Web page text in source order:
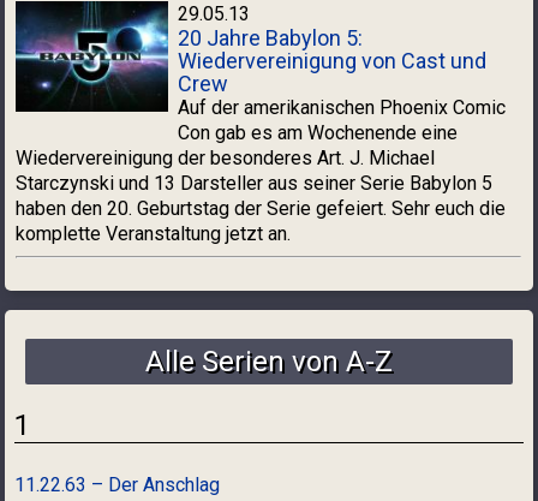
29.05.13
20 Jahre Babylon 5:
Wiedervereinigung von Cast und
Crew
Auf der amerikanischen Phoenix Comic
Con gab es am Wochenende eine
Wiedervereinigung der besonderes Art. J. Michael
Starczynski und 13 Darsteller aus seiner Serie Babylon 5
haben den 20. Geburtstag der Serie gefeiert. Sehr euch die
komplette Veranstaltung jetzt an.
Alle Serien von A-Z
1
11.22.63 – Der Anschlag